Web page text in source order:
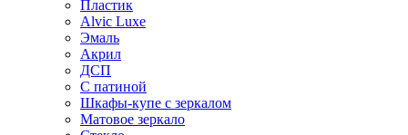
Пластик
Alvic Luxe
Эмаль
Акрил
ДСП
С патиной
Шкафы-купе с зеркалом
Матовое зеркало